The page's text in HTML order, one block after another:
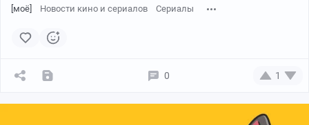
[моё] Новости кино и сериалов Сериалы
0 1